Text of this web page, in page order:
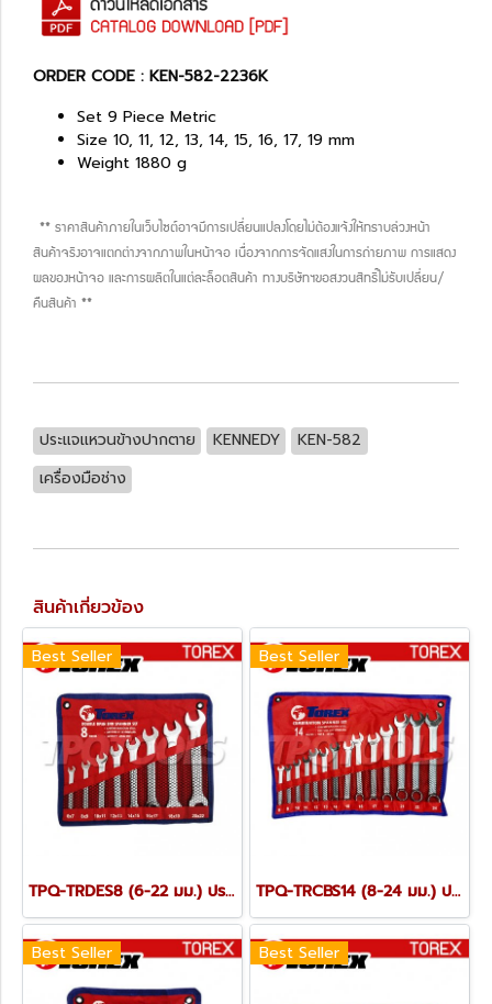
ORDER CODE : KEN-582-2236K
Set 9 Piece Metric
Size 10, 11, 12, 13, 14, 15, 16, 17, 19 mm
Weight 1880 g
** ราคาสินค้าภายในเว็บไซต์อาจมีการเปลี่ยนแปลงโดยไม่ต้องแจ้งให้ทราบล่วงหน้า
สินค้าจริงอาจแตกต่างจากภาพในหน้าจอ เนื่องจากการจัดแสงในการถ่ายภาพ การแสดง
ผลของหน้าจอ และการผลิตในแต่ละล็อตสินค้า ทางบริษัทฯขอสงวนสิทธิ์ไม่รับเปลี่ยน/
คืนสินค้า **
ประแจแหวนข้างปากตาย KENNEDY
KEN-582
เครื่องมือช่าง
สินค้าเกี่ยวข้อง
Best Seller
TPQ-TRDES8 (6-22 มม.) ประแจปากตายชุด 8 ตัว TOREX
Best Seller
TPQ-TRCBS14 (8-24 มม.) ประแจแหวนข้างปากตายชุด 14 ตัว TOREX
Best Seller Best Seller